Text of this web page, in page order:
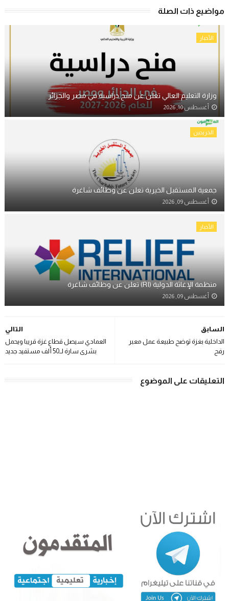
مواضيع ذات الصلة
الأخبار
وزارة التعليم العالي تعلن عن منح دراسية في مصر والجزائر
أغسطس 10, 2026
الخريجين
جمعية المستقبل الخيرية تعلن عن وظائف شاغرة
أغسطس 09, 2026
الأخبار
منظمة الإغاثة الدولية (RI) تعلن عن وظائف شاغرة
أغسطس 09, 2026
التالي
العمادي سيصل قطاع غزة قريبا ويحمل
بشرى سارة لــ50 ألف مستفيد جديد
السابق
الداخلية بغزة توضح طبيعة عمل معبر
رفح
التعليقات على الموضوع